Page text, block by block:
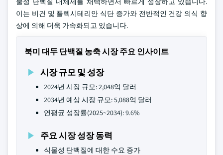
이는 비건 및 플렉시테리안 식단 증가와 전반적인 건강 의식 향
상에 의해 더욱 가속화되고 있습니다.
북미 대두 단백질 농축 시장 주요 인사이트
시장 규모 및 성장
2024년 시장 규모: 2,048억 달러
2034년 예상 시장 규모: 5,088억 달러
연평균 성장률(2025~2034): 9.6%
주요 시장 성장 동력
식물성 단백질에 대한 수요 증가